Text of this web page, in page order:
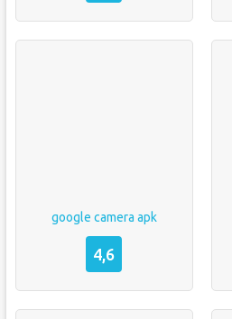
google camera apk
4,6